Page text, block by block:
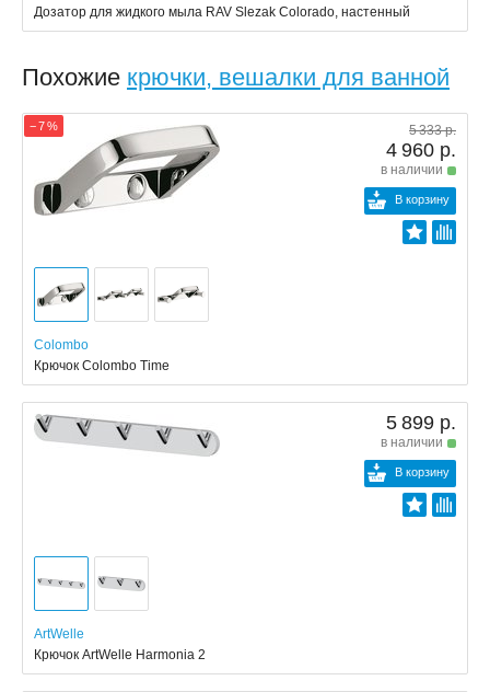
Дозатор для жидкого мыла RAV Slezak Colorado, настенный
Похожие крючки, вешалки для ванной
− 7 % 5 333 р.
4 960 р.
в наличии
В корзину
Colombo
Крючок Colombo Time
5 899 р.
в наличии
В корзину
ArtWelle
Крючок ArtWelle Harmonia 2